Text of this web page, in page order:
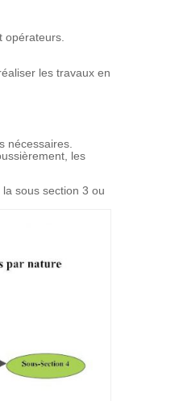
opérateurs.
les travaux en
nécessaires.
les
sous section 3 ou